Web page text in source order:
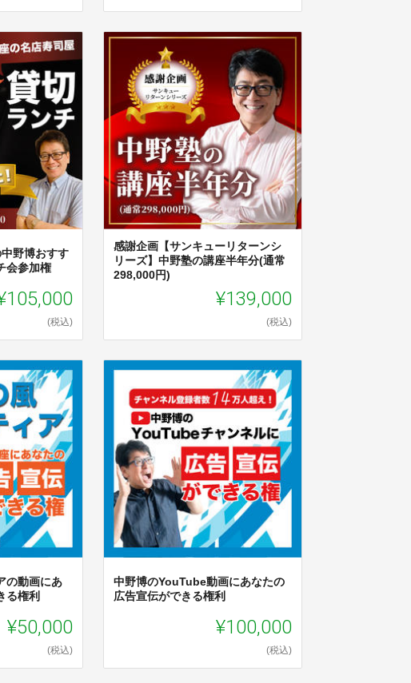
中野博おすす
会参加権
(税込)
感謝企画【サンキューリターンシ
リーズ】中野塾の講座半年分(通常
298,000円)
¥139,000
(税込)
の動画にあ
る権利
¥50,000
(税込)
中野博のYouTube動画にあなたの
広告宣伝ができる権利
¥100,000
(税込)